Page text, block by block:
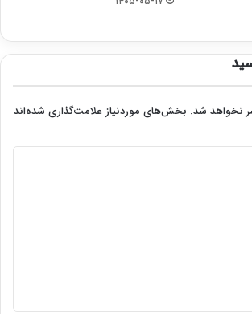
نخواهد شد. بخش‌های موردنیاز علامت‌گذاری شده‌اند